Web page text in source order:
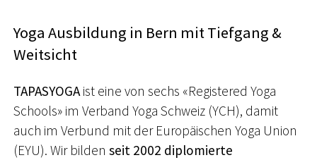
Yoga Ausbildung in Bern mit Tiefgang &
Weitsicht
TAPASYOGAist eine von sechs «Registered Yoga
Schools» im Verband Yoga Schweiz (YCH), damit
auch im Verbund mit der Europäischen Yoga Union
(EYU). Wir bildenseit 2002 diplomierte